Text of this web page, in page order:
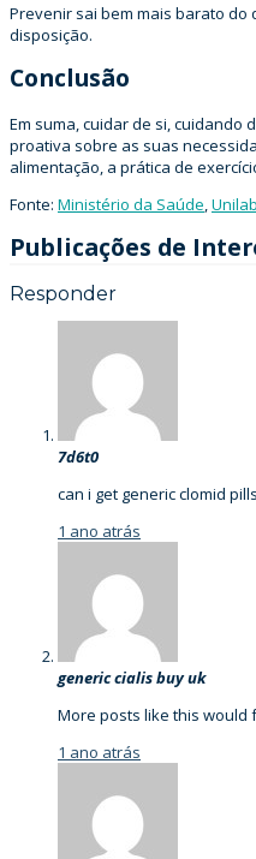
Prevenir sai bem mais barato
disposição.
Conclusão
Em suma, cuidar de si,
proativa sobre as suas
alimentação, a prática de
Fonte: Ministério da Saúde,
Publicações de
Responder
7d6t0
can i get generic clomid
1 ano atrás
generic cialis buy uk
More posts like this would
1 ano atrás